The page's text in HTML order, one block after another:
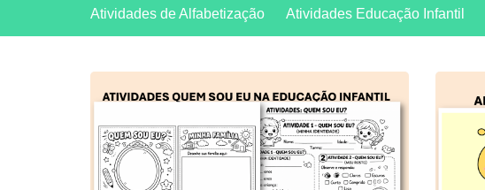
Atividades de Alfabetização Atividades Educação Infantil